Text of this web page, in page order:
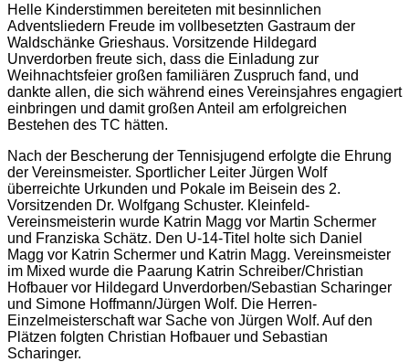
Helle Kinderstimmen bereiteten mit besinnlichen
Adventsliedern Freude im vollbesetzten Gastraum der
Waldschänke Grieshaus. Vorsitzende Hildegard
Unverdorben freute sich, dass die Einladung zur
Weihnachtsfeier großen familiären Zuspruch fand, und
dankte allen, die sich während eines Vereinsjahres engagiert
einbringen und damit großen Anteil am erfolgreichen
Bestehen des TC hätten.
Nach der Bescherung der Tennisjugend erfolgte die Ehrung
der Vereinsmeister. Sportlicher Leiter Jürgen Wolf
überreichte Urkunden und Pokale im Beisein des 2.
Vorsitzenden Dr. Wolfgang Schuster. Kleinfeld-
Vereinsmeisterin wurde Katrin Magg vor Martin Schermer
und Franziska Schätz. Den U-14-Titel holte sich Daniel
Magg vor Katrin Schermer und Katrin Magg. Vereinsmeister
im Mixed wurde die Paarung Katrin Schreiber/Christian
Hofbauer vor Hildegard Unverdorben/Sebastian Scharinger
und Simone Hoffmann/Jürgen Wolf. Die Herren-
Einzelmeisterschaft war Sache von Jürgen Wolf. Auf den
Plätzen folgten Christian Hofbauer und Sebastian
Scharinger.